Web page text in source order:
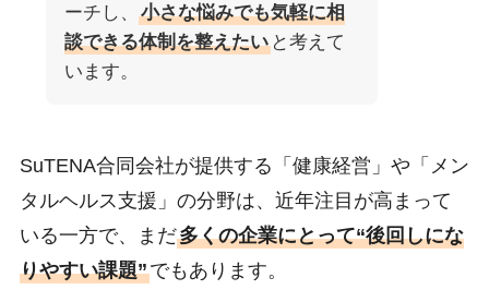
ーチし、
小さな悩みでも気軽に相
談できる体制を整えたいと考えて
います。
SuTENA合同会社が提供する「健康経営」や「メン
タルヘルス支援」の分野は、近年注目が高まって
いる一方で、まだ多くの企業にとって“後回しにな
りやすい課題”でもあります。